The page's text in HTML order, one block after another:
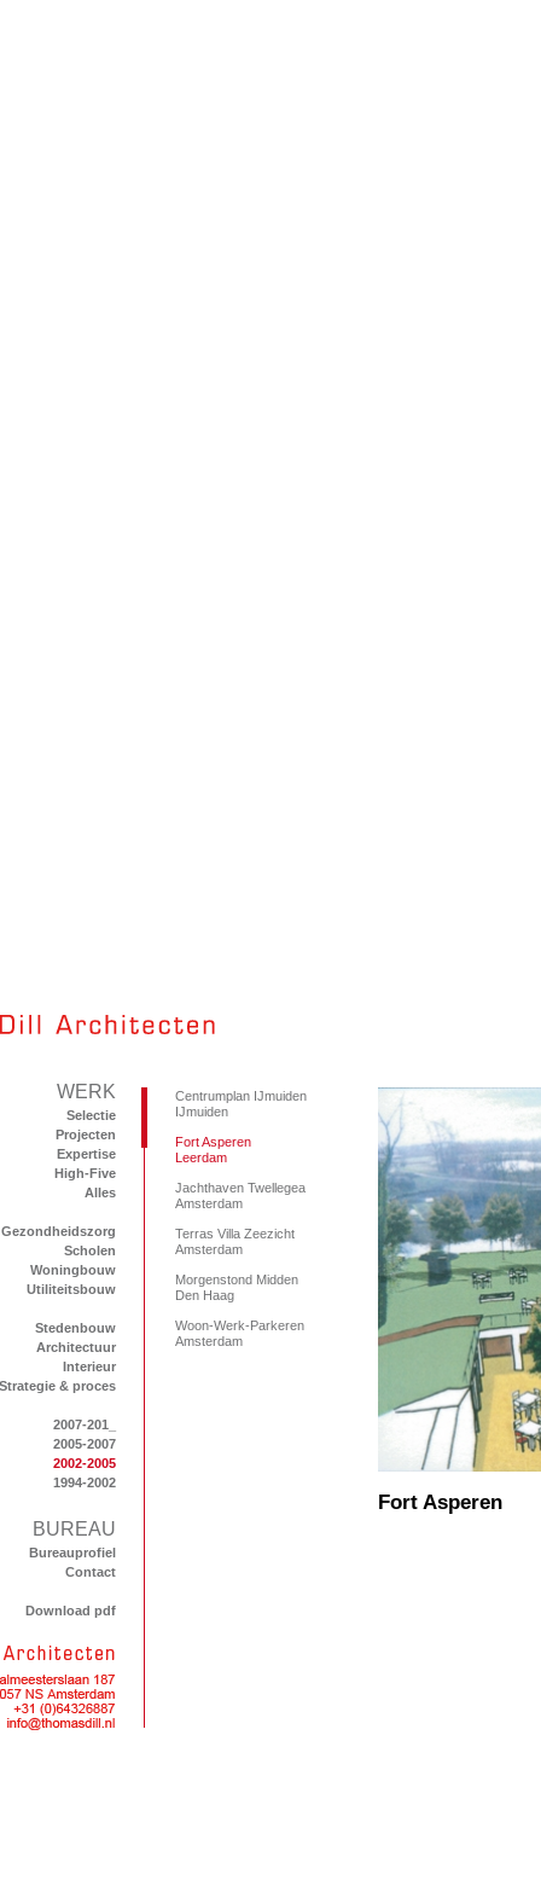
WERK
Selectie
Projecten
Expertise
High-Five
Alles
Gezondheidszorg
Scholen
Woningbouw
Utiliteitsbouw
Stedenbouw
Architectuur
Interieur
Strategie & proces
2007-201_
2005-2007
2002-2005
1994-2002
BUREAU
Bureauprofiel
Contact
Download pdf
Centrumplan IJmuiden
IJmuiden
Fort Asperen
Leerdam
Jachthaven Twellegea
Amsterdam
Terras Villa Zeezicht
Amsterdam
Morgenstond Midden
Den Haag
Woon-Werk-Parkeren
Amsterdam
Fort Asperen